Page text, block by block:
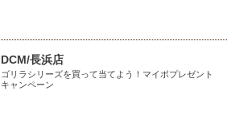
DCM/長浜店
ゴリラシリーズを買って当てよう！マイボプレゼント
キャンペーン